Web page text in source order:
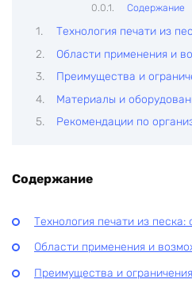
Содержание
Технология печати из
Области применения и
Преимущества и
Материалы и
Рекомендации по
Содержание
Технология печати из
Области применения и
Преимущества и